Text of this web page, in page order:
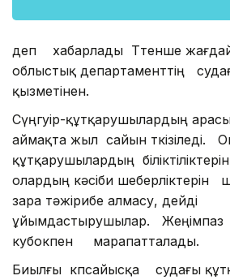
деп хабарлады Төтенше
облыстық департаменттің
қызметінен.
Сүңгуір-құтқарушылардың
аймақта жыл сайын өткізіледі.
құтқарушылардың
олардың кәсіби
өзара тәжірибе алмасу, дейді
ұйымдастырушылар.
кубокпен марапатталады.
Биылғы көпсайысқа судағы